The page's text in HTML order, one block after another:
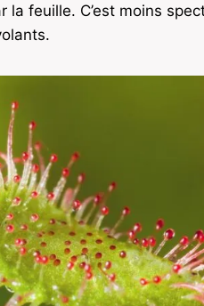
feuille. C’est moins